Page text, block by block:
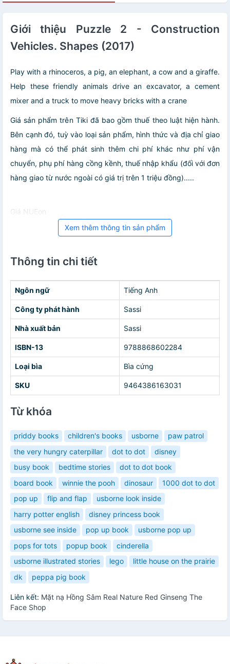
Giới thiệu Puzzle 2 - Construction
Vehicles. Shapes (2017)
Play with a rhinoceros, a pig, an elephant, a cow and a giraffe.
Help these friendly animals drive an excavator, a cement
mixer and a truck to move heavy bricks with a crane
Giá sản phẩm trên Tiki đã bao gồm thuế theo luật hiện hành.
Bên cạnh đó, tuỳ vào loại sản phẩm, hình thức và địa chỉ giao
hàng mà có thể phát sinh thêm chi phí khác như phí vận
chuyển, phụ phí hàng cồng kềnh, thuế nhập khẩu (đối với đơn
hàng giao từ nước ngoài có giá trị trên 1 triệu đồng).....
Giá NUEon
Xem thêm thông tin sản phẩm
Thông tin chi tiết
Ngôn ngữ Tiếng Anh
Công ty phát hành Sassi
Nhà xuất bản Sassi
ISBN-13 9788868602284
Loại bìa Bìa cứng
SKU 9464386163031
Từ khóa
priddy books children's books usborne
paw patrol
the very hungry caterpillar
dot to dot
disney
busy book
bedtime stories
dot to dot book
board book
winnie the pooh dinosaur
1000 dot to dot
pop up
flip and flap
usborne look inside
harry potter english
disney princess book
usborne see inside
pop up book
usborne pop up
pops for tots
popup book
cinderella
usborne illustrated stories
lego
little house on the prairie
dk
peppa pig book
Liên kết: Mặt nạ Hồng Sâm Real Nature Red Ginseng The
Face Shop